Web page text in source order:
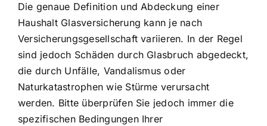
Die genaue Definition und Abdeckung einer
Haushalt Glasversicherung kann je nach
Versicherungsgesellschaft variieren. In der Regel
sind jedoch Schäden durch Glasbruch abgedeckt,
die durch Unfälle, Vandalismus oder
Naturkatastrophen wie Stürme verursacht
werden. Bitte überprüfen Sie jedoch immer die
spezifischen Bedingungen Ihrer